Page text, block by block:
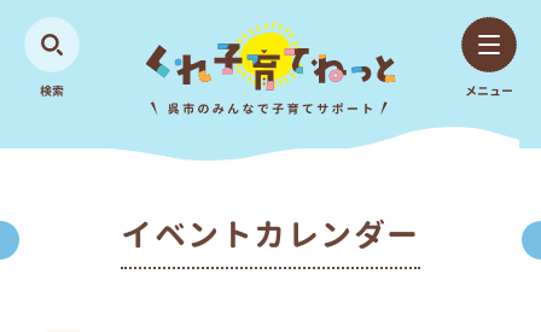
検索 メニュー
イベントカレンダー